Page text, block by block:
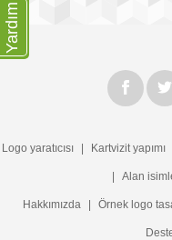
Logo yaratıcısı Kartvizit yapımı
Alan
Hakkımızda Örnek logo
Yardım